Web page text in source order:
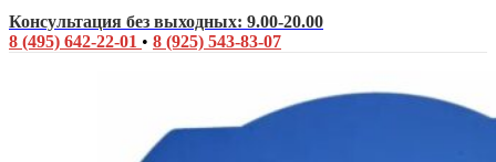
Консультация без выходных: 9.00-20.00
8 (495) 642-22-01 • 8 (925) 543-83-07